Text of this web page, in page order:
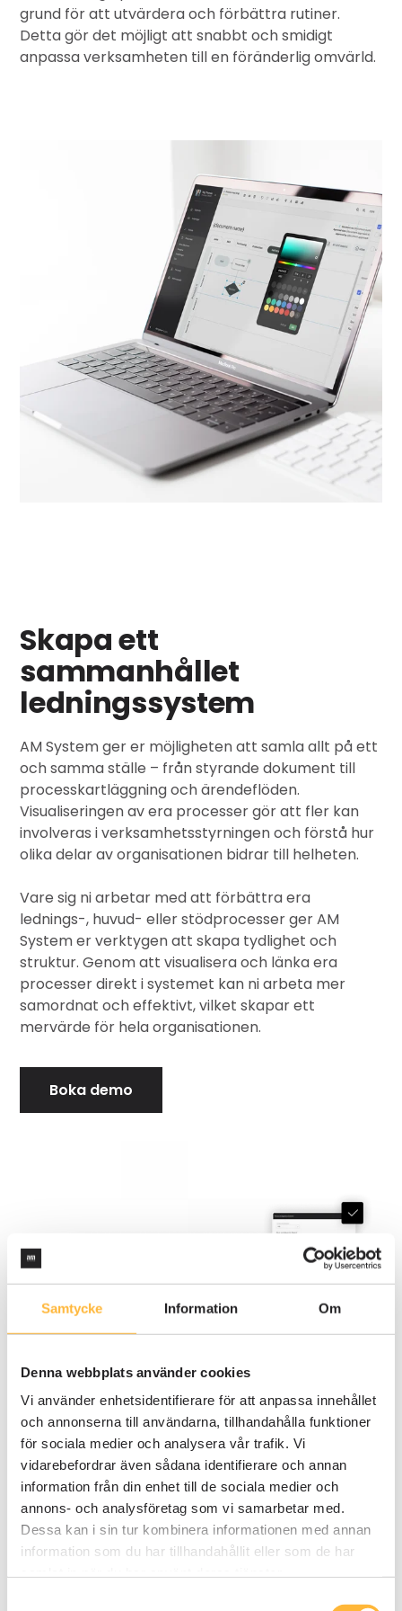
Samtycke Information Om
Denna webbplats använder cookies
Vi använder enhetsidentifierare för att anpassa innehållet
och annonserna till användarna, tillhandahålla funktioner
för sociala medier och analysera vår trafik. Vi
vidarebefordrar även sådana identifierare och annan
information från din enhet till de sociala medier och
annons- och analysföretag som vi samarbetar med.
Dessa kan i sin tur kombinera informationen med annan
information som du har tillhandahållit eller som de har
grund för att utvärdera och förbättra rutiner.
Detta gör det möjligt att snabbt och smidigt
anpassa verksamheten till en föränderlig omvärld.
Skapa ett
sammanhållet
ledningssystem
AM System ger er möjligheten att samla allt på ett
och samma ställe – från styrande dokument till
processkartläggning och ärendeflöden.
Visualiseringen av era processer gör att fler kan
involveras i verksamhetsstyrningen och förstå hur
olika delar av organisationen bidrar till helheten.
Vare sig ni arbetar med att förbättra era
lednings-, huvud- eller stödprocesser ger AM
System er verktygen att skapa tydlighet och
struktur. Genom att visualisera och länka era
processer direkt i systemet kan ni arbeta mer
samordnat och effektivt, vilket skapar ett
mervärde för hela organisationen.
Boka demo